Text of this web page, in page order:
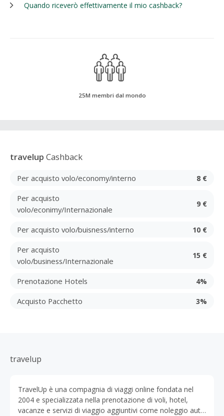
Quando riceverò effettivamente il mio cashback?
25M membri dal mondo
travelup Cashback
Per acquisto volo/economy/interno 8 €
Per acquisto
volo/econimy/Internazionale
9 €
Per acquisto volo/buisness/interno 10 €
Per acquisto
volo/business/Internazionale
15 €
Prenotazione Hotels 4%
Acquisto Pacchetto 3%
travelup
TravelUp è una compagnia di viaggi online fondata nel
2004 e specializzata nella prenotazione di voli, hotel,
vacanze e servizi di viaggio aggiuntivi come noleggio auto